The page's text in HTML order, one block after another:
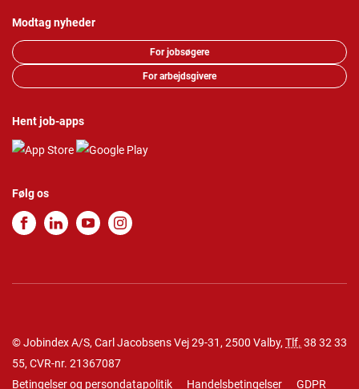
Modtag nyheder
For jobsøgere
For arbejdsgivere
Hent job-apps
Følg os
© Jobindex A/S, Carl Jacobsens Vej 29-31, 2500 Valby, Tlf. 38 32 33
55, CVR-nr. 21367087
Betingelser og persondatapolitik
Handelsbetingelser GDPR